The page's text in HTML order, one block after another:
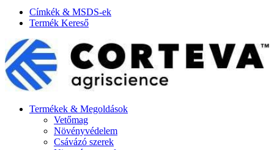
Címkék & MSDS-ek
Termék Kereső
Termékek & Megoldások
Vetőmag
Növényvédelem
Csávázó szerek